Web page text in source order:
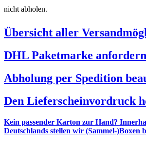
nicht abholen.
Übersicht aller
DHL Paketmarke anfordern
Abholung per Spedition
Den Lieferscheinvordruck
Kein passender Karton zur Hand?
Deutschlands stellen wir (Sammel-)Boxen